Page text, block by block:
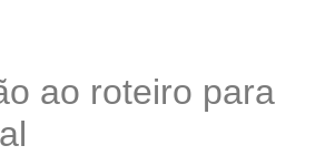
ao roteiro para